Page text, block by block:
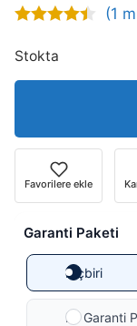
of 5
(1
Stokta
Favorilere ekle
Garanti Paketi
Hiçbiri
Ek Garanti